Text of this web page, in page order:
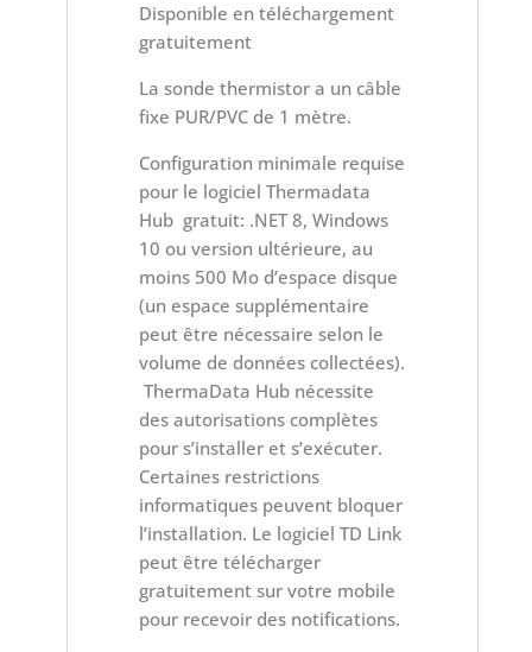
Disponible en téléchargement
gratuitement
La sonde thermistor a un câble
fixe PUR/PVC de 1 mètre.
Configuration minimale requise
pour le logiciel Thermadata
Hub gratuit: .NET 8, Windows
10 ou version ultérieure, au
moins 500 Mo d’espace disque
(un espace supplémentaire
peut être nécessaire selon le
volume de données collectées).
ThermaData Hub nécessite
des autorisations complètes
pour s’installer et s’exécuter.
Certaines restrictions
informatiques peuvent bloquer
l’installation. Le logiciel TD Link
peut être télécharger
gratuitement sur votre mobile
pour recevoir des notifications.